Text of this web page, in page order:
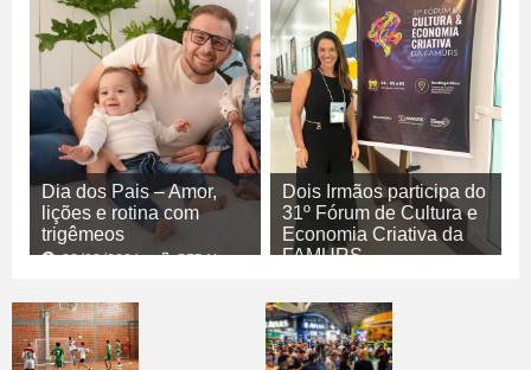
Dia dos Pais – Amor,
lições e rotina com
trigêmeos
08/08/2026 GERAL
Dois Irmãos participa do
31º Fórum de Cultura e
Economia Criativa da
FAMURS
CULTURA